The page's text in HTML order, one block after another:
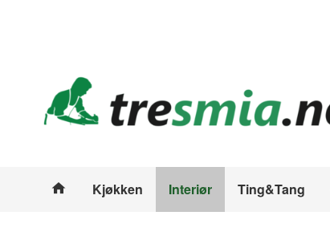
Produkter
Kjøkken Interiør Ting&Tang